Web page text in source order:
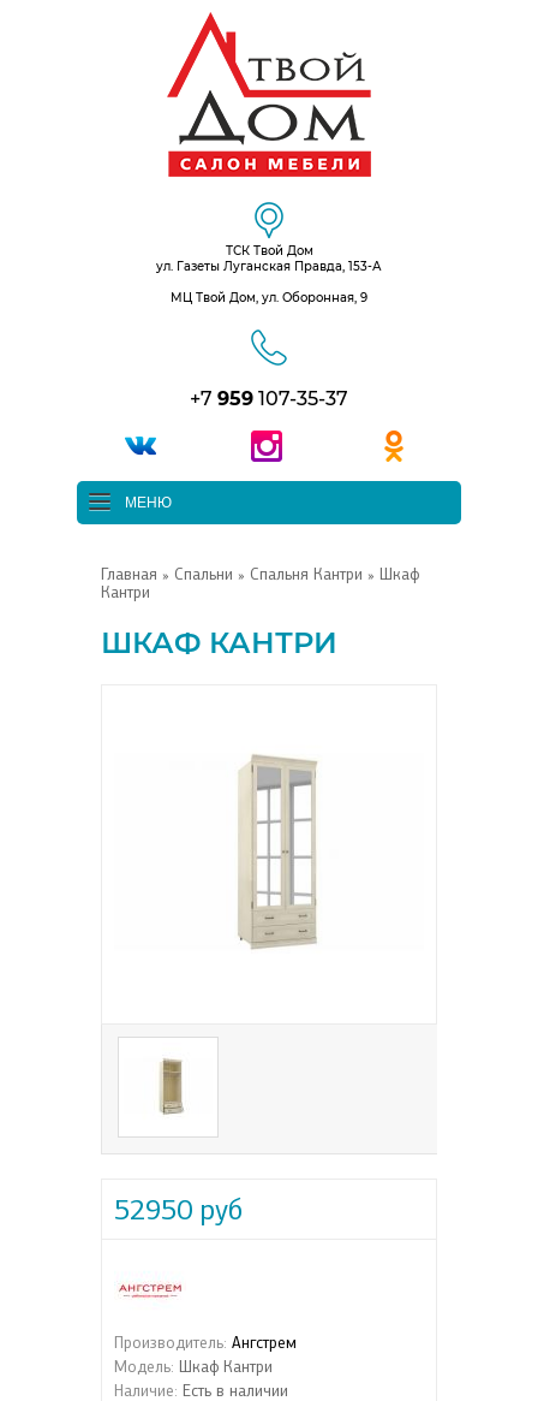
ТСК Твой Дом
ул. Газеты Луганская Правда, 153-А
МЦ Твой Дом, ул. Оборонная, 9
+7 959 107-35-37
МЕНЮ
Главная » Спальни » Спальня Кантри » Шкаф
Кантри
ШКАФ КАНТРИ
52950 руб
Производитель: Ангстрем
Модель: Шкаф Кантри
Наличие: Есть в наличии